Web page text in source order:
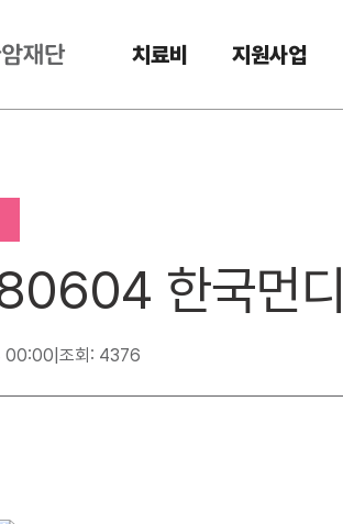
치료비 지원사업
한국먼디
00:00 조회: 4376